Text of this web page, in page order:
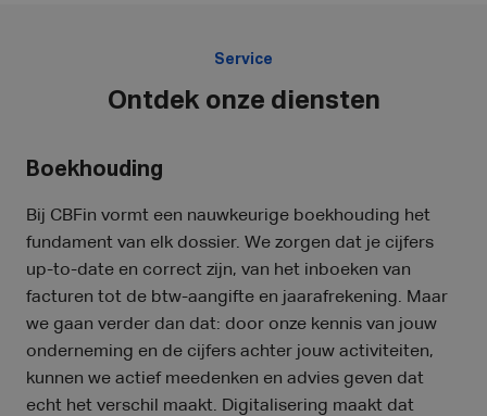
Service
Ontdek onze diensten
Boekhouding
Bij CBFin vormt een nauwkeurige boekhouding het
fundament van elk dossier. We zorgen dat je cijfers
up-to-date en correct zijn, van het inboeken van
facturen tot de btw-aangifte en jaarafrekening. Maar
we gaan verder dan dat: door onze kennis van jouw
onderneming en de cijfers achter jouw activiteiten,
kunnen we actief meedenken en advies geven dat
echt het verschil maakt. Digitalisering maakt dat